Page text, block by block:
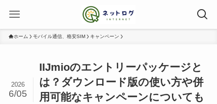
ホーム モバイル通信、格安SIM キャンペーン
IIJmioのエントリーパッケージと
は？ダウンロード版の使い方や併
用可能なキャンペーンについても
2026
6/05